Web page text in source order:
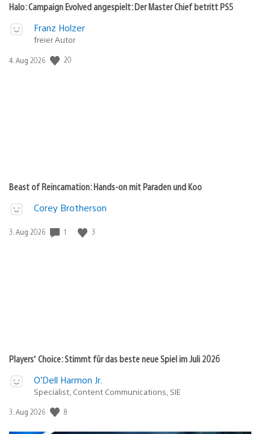
Halo: Campaign Evolved angespielt: Der Master Chief betritt PS5
Franz Holzer
freier Autor
Veröffentlichungsdatum:
4. Aug 2026 20
Beast of Reincarnation: Hands-on mit Paraden und Koo
Corey Brotherson
Veröffentlichungsdatum:
3. Aug 2026 1 3
Players’ Choice: Stimmt für das beste neue Spiel im Juli 2026
O’Dell Harmon Jr.
Specialist, Content Communications, SIE
Veröffentlichungsdatum:
3. Aug 2026 8